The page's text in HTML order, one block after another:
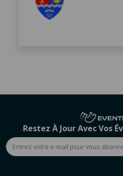
Restez À Jour Avec Vos